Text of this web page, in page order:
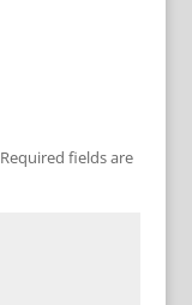
Required fields are